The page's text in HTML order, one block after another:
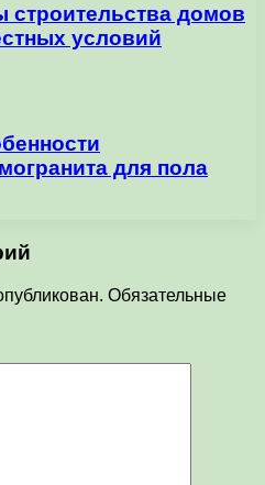
строительства домов
условий
для пола
Обязательные